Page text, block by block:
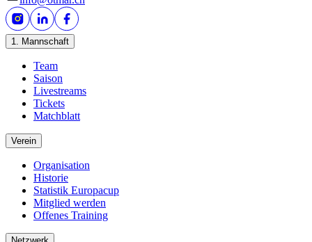
1. Mannschaft
Team
Saison
Livestreams
Tickets
Matchblatt
Verein
Organisation
Historie
Statistik Europacup
Mitglied werden
Offenes Training